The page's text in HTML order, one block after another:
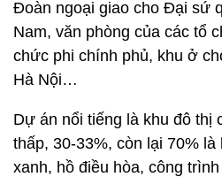
Đoàn ngoại giao cho Đại sứ
Nam, văn phòng của các tổ
chức phi chính phủ, khu ở
Hà Nội…
Dự án nổi tiếng là khu đô thị
thấp, 30-33%, còn lại 70% là
xanh, hồ điều hòa, công